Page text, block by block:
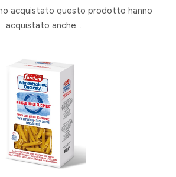
acquistato questo prodotto hanno
acquistato anche...